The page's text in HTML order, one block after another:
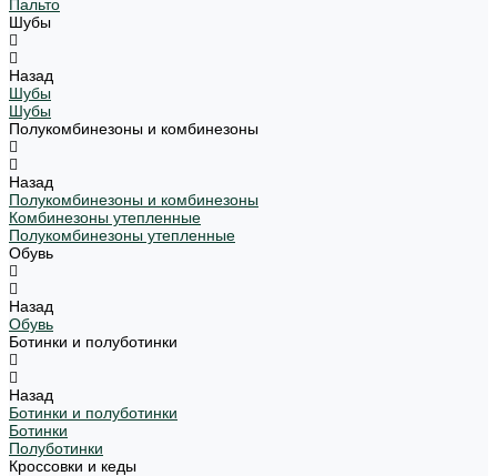
Пальто
Шубы
Назад
Шубы
Шубы
Полукомбинезоны и комбинезоны
Назад
Полукомбинезоны и комбинезоны
Комбинезоны утепленные
Полукомбинезоны утепленные
Обувь
Назад
Обувь
Ботинки и полуботинки
Назад
Ботинки и полуботинки
Ботинки
Полуботинки
Кроссовки и кеды